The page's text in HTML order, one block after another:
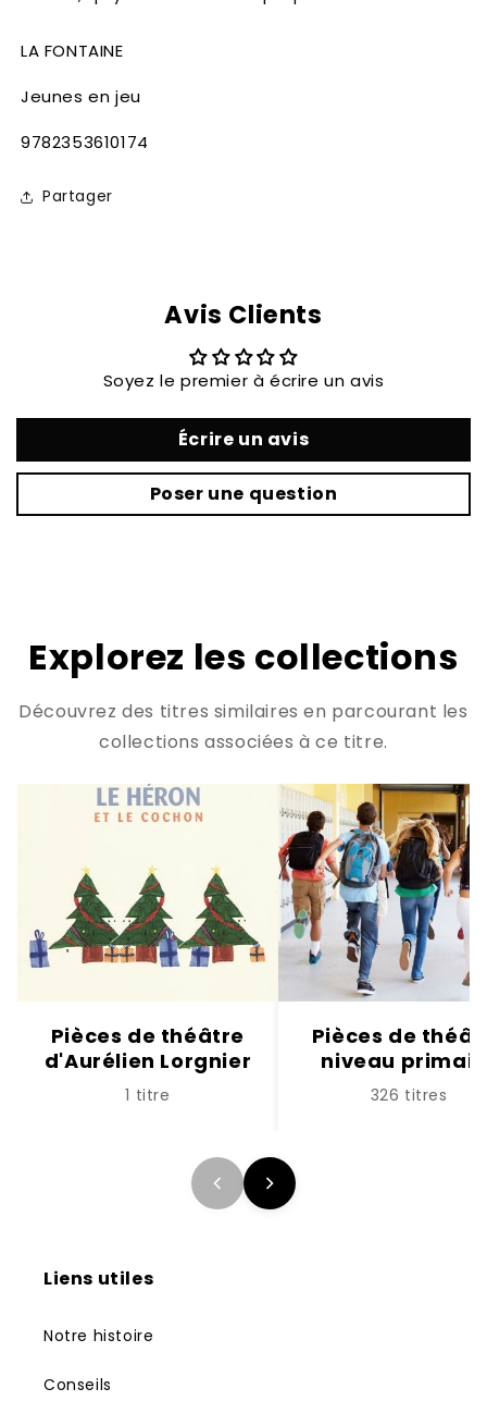
LA FONTAINE
Jeunes en jeu
SKU:
9782353610174
Partager
Avis Clients
Soyez le premier à écrire un avis
Écrire un avis
Poser une question
Explorez les collections
Découvrez des titres similaires en parcourant les
collections associées à ce titre.
Pièces de théâtre
d'Aurélien Lorgnier
1 titre
Pièces de
niveau
326 titres
Liens utiles
Notre histoire
Conseils